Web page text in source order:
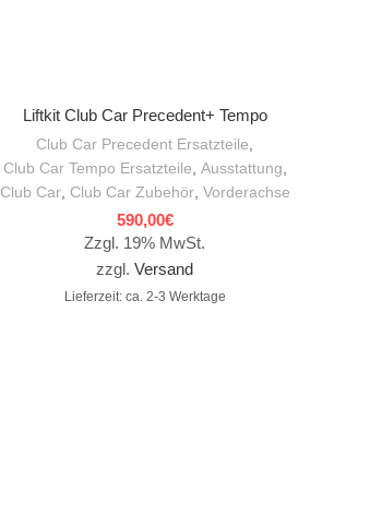
Liftkit Club Car Precedent+ Tempo
Club Car Precedent Ersatzteile
Club Car Tempo Ersatzteile Ausstattung
Club Car, Club Car Zubehör, Vorderachse
590,00€
Zzgl. 19% MwSt.
zzgl. Versand
Lieferzeit: ca. 2-3 Werktage